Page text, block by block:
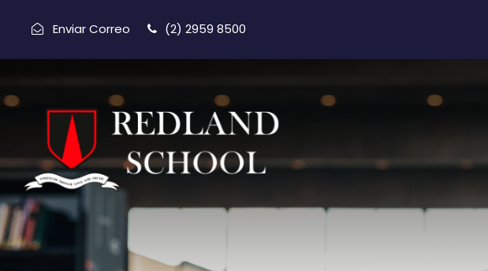
Enviar Correo (2) 2959 8500